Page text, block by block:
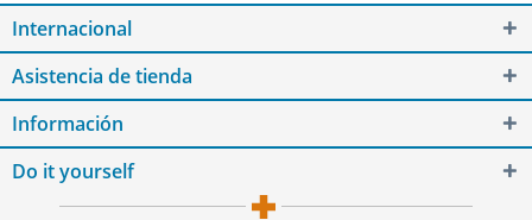
Internacional
Asistencia de tienda
Información
Do it yourself